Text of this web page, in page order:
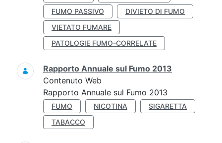
FUMO PASSIVO
DIVIETO DI FUMO
VIETATO FUMARE
PATOLOGIE FUMO-CORRELATE
Rapporto Annuale sul Fumo 2013
Contenuto Web
Rapporto Annuale sul Fumo 2013
FUMO NICOTINA
SIGARETTA
TABACCO